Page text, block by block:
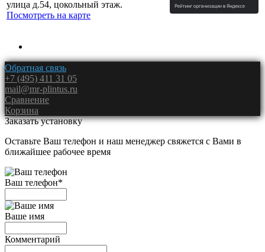
улица д.54, цокольный этаж.
Посмотреть на карте
Обратная связь
+7 (495) 411 31 05
mail@mr-plintus.ru
Сравнение
Корзина
Заказать установку
Оставьте Ваш телефон и наш менеджер свяжется с Вами в
ближайшее рабочее время
Ваш телефон*
Ваше имя
Комментарий